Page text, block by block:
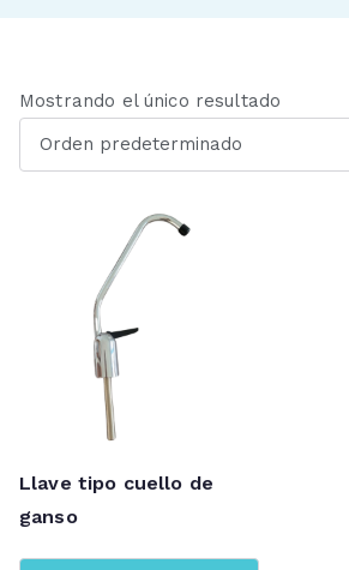
Mostrando el único resultado
Llave tipo cuello de
ganso